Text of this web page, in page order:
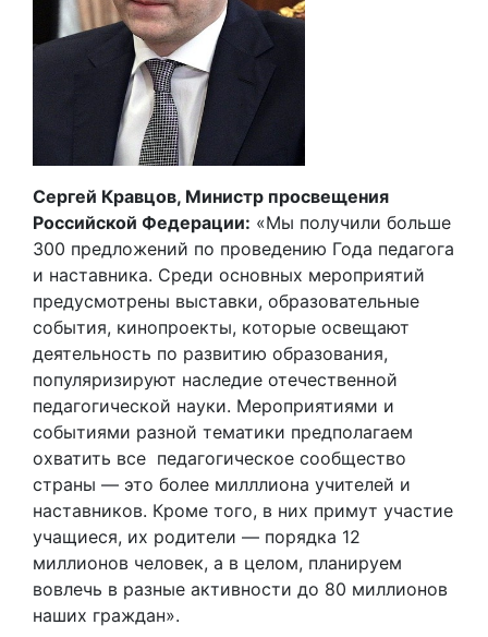
Сергей Кравцов, Министр просвещения
Российской Федерации: «Мы получили больше
300 предложений по проведению Года педагога
и наставника. Среди основных мероприятий
предусмотрены выставки, образовательные
события, кинопроекты, которые освещают
деятельность по развитию образования,
популяризируют наследие отечественной
педагогической науки. Мероприятиями и
событиями разной тематики предполагаем
охватить все педагогическое сообщество
страны — это более милллиона учителей и
наставников. Кроме того, в них примут участие
учащиеся, их родители — порядка 12
миллионов человек, а в целом, планируем
вовлечь в разные активности до 80 миллионов
наших граждан».